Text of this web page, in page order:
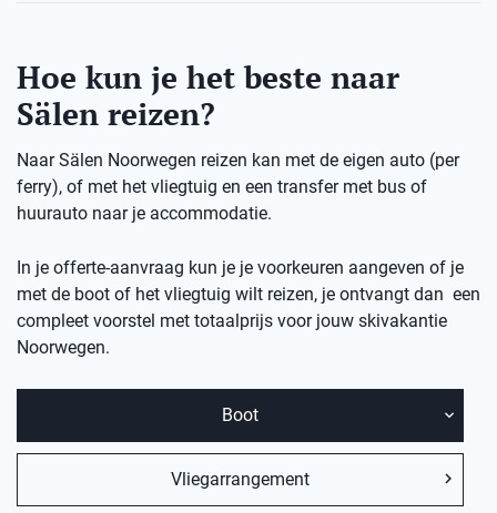
Hoe kun je het beste naar
Sälen reizen?
Naar Sälen Noorwegen reizen kan met de eigen auto (per
ferry), of met het vliegtuig en een transfer met bus of
huurauto naar je accommodatie.
In je offerte-aanvraag kun je je voorkeuren aangeven of je
met de boot of het vliegtuig wilt reizen, je ontvangt dan een
compleet voorstel met totaalprijs voor jouw skivakantie
Noorwegen.
Boot
Vliegarrangement